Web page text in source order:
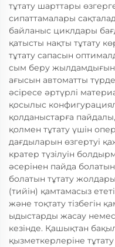
тұтату шарттары
сипаттамалары
байланыс циклдары
қатысты нақты тұтату
тұтату сапасын
сым беру
ағысын автоматты
әсіресе әртүрлі
қосылыс
қолданыстарға
қолмен тұтату үшін
дағдыларын өзгертуі
кратер түзілуін
әсерінен пайда
болатын тұтату
(тийін) қамтамасыз
және тоқтату
ыдыстарды жасау
кезінде. Қашықтан
қызметкерлеріне